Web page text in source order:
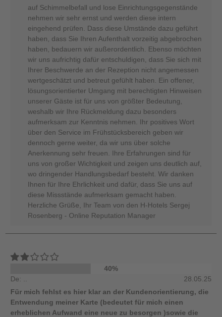
auf Schimmelbefall und lose Einrichtungsgegenstände
nehmen wir sehr ernst und werden diese intern
eingehend prüfen. Dass diese Umstände dazu geführt
haben, dass Sie Ihren Aufenthalt vorzeitig abgebrochen
haben, bedauern wir außerordentlich. Ebenso möchten
wir uns aufrichtig dafür entschuldigen, dass Sie sich mit
Ihrer Beschwerde an der Rezeption nicht angemessen
wertgeschätzt und betreut gefühlt haben. Ein offener,
lösungsorientierter Umgang mit berechtigten Hinweisen
unserer Gäste ist für uns von größter Bedeutung,
weshalb wir Ihre Rückmeldung dazu besonders
aufmerksam zur Kenntnis nehmen. Ihr positives Wort
über den Service im Frühstücksbereich geben wir
dennoch gerne weiter, da wir uns über solche
Anerkennung sehr freuen. Ihre Erfahrungen sind für
uns von großer Wichtigkeit und zeigen uns deutlich auf,
wo dringender Handlungsbedarf besteht. Wir danken
Ihnen für Ihre Ehrlichkeit und dafür, dass Sie uns auf
diese Missstände aufmerksam gemacht haben.
Herzliche Grüße, Ihr Team von den H-Hotels Sergej
Rosenberg - Online Reputation Manager
40%
De: ..
28.05.25
Für mich fehlst es hier klar an der Kundenorientierung, die
Entwendung meiner Karte (bedeutet für mich einen
erheblichen Aufwand eine neue zu besorgen )sowie die